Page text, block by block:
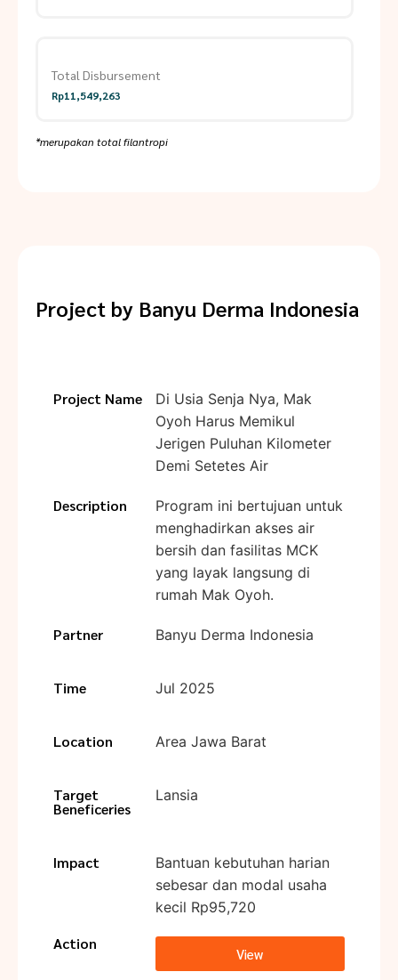
Total Disbursement
Rp11,549,263
*merupakan total filantropi
Project by Banyu Derma Indonesia
Project Name
Di Usia Senja Nya, Mak
Oyoh Harus Memikul
Jerigen Puluhan Kilometer
Demi Setetes Air
Description
Program ini bertujuan untuk
menghadirkan akses air
bersih dan fasilitas MCK
yang layak langsung di
rumah Mak Oyoh.
Partner Banyu Derma Indonesia
Time Jul 2025
Location Area Jawa Barat
Target
Beneficeries
Lansia
Impact
Bantuan kebutuhan harian
sebesar dan modal usaha
kecil Rp95,720
Action
View